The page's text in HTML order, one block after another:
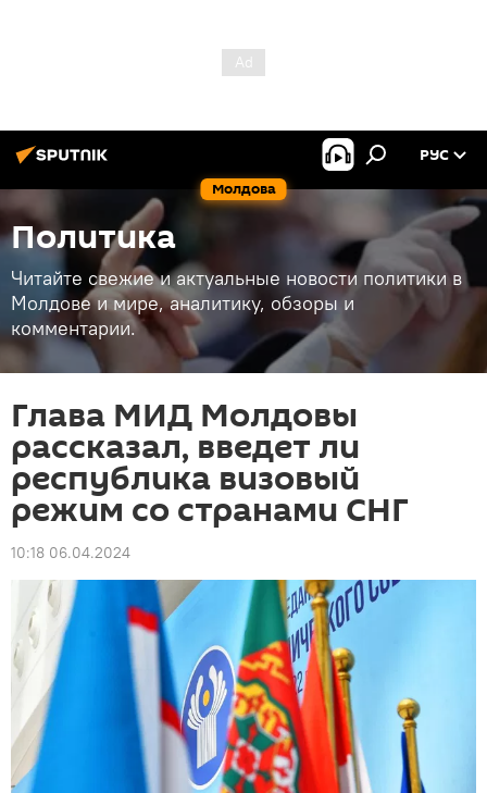
Молдова
РУС
Политика
Читайте свежие и актуальные новости политики в
Молдове и мире, аналитику, обзоры и
комментарии.
Глава МИД Молдовы
рассказал, введет ли
республика визовый
режим со странами СНГ
10:18 06.04.2024